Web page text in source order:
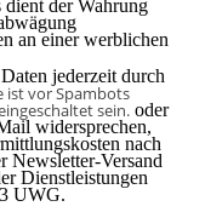
der Wahrung
an einer werblichen
jederzeit durch
ist vor Spambots
sein. oder
widersprechen,
nach
Newsletter-Versand
Dienstleistungen
UWG.